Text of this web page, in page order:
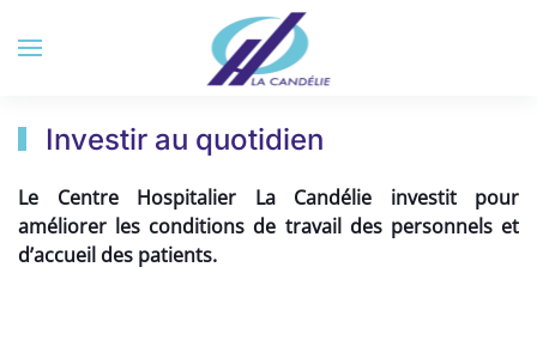
Accéder au contenu principal
Investir au quotidien
Le Centre Hospitalier La Candélie investit pour
améliorer les conditions de travail des personnels et
d’accueil des patients.